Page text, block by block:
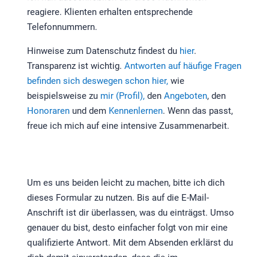
reagiere. Klienten erhalten entsprechende
Telefonnummern.
Hinweise zum Datenschutz findest du hier.
Transparenz ist wichtig. Antworten auf häufige Fragen
befinden sich deswegen schon hier,wie
beispielsweise zu mir (Profil),den Angeboten, den
Honorarenund dem Kennenlernen. Wenn das passt,
freue ich mich auf eine intensive Zusammenarbeit.
Um es uns beiden leicht zu machen, bitte ich dich
dieses Formular zu nutzen. Bis auf die E-Mail-
Anschrift ist dir überlassen, was du einträgst. Umso
genauer du bist, desto einfacher folgt von mir eine
qualifizierte Antwort. Mit dem Absenden erklärst du